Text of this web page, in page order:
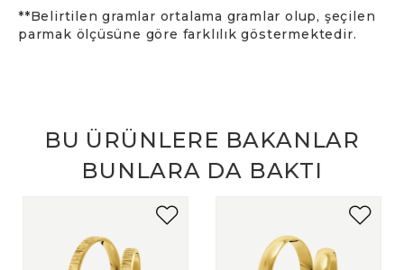
**Belirtilen gramlar ortalama gramlar olup, şeçilen
parmak ölçüsüne göre farklılık göstermektedir.
BU ÜRÜNLERE BAKANLAR
BUNLARA DA BAKTI